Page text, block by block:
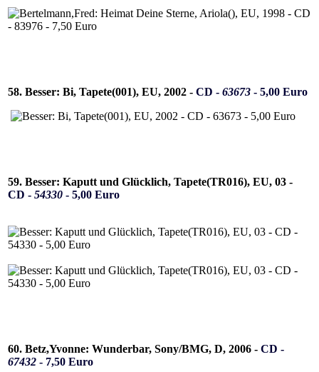
58. Besser: Bi, Tapete(001), EU, 2002 - CD - 63673 - 5,00 Euro
59. Besser: Kaputt und Glücklich, Tapete(TR016), EU, 03 -
CD - 54330 - 5,00 Euro
60. Betz,Yvonne: Wunderbar, Sony/BMG, D, 2006 - CD -
67432 - 7,50 Euro